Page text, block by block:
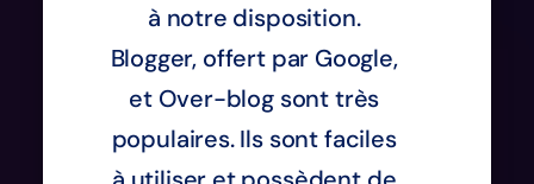
à notre disposition.
Blogger, offert par Google,
et Over-blog sont très
populaires. Ils sont faciles